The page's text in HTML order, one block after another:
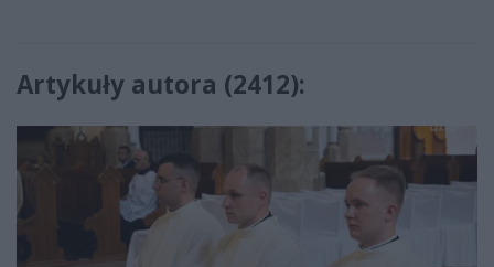
Artykuły autora (2412):